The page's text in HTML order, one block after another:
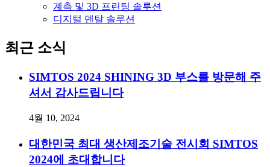
계측 및 3D 프린팅 솔루션
디지털 덴탈 솔루션
최근 소식
SIMTOS 2024 SHINING 3D 부스를 방문해 주
셔서 감사드립니다
4월 10, 2024
대한민국 최대 생산제조기술 전시회 SIMTOS
2024에 초대합니다